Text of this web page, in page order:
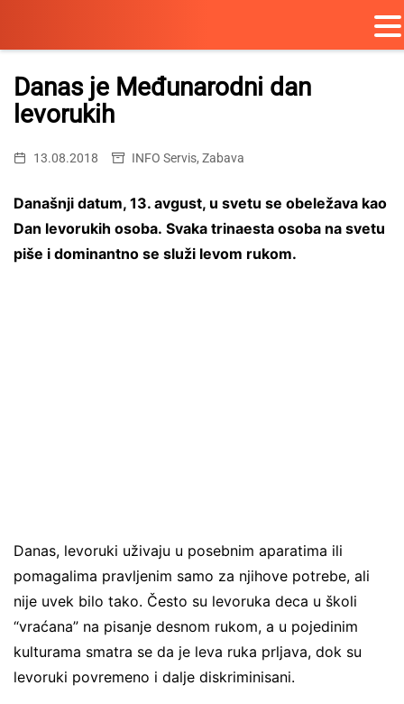
Skip
content
Danas je Međunarodni dan
levorukih
13.08.2018 INFO Servis, Zabava
Današnji datum, 13. avgust, u svetu se obeležava kao
Dan levorukih osoba. Svaka trinaesta osoba na svetu
piše i dominantno se služi levom rukom.
Danas, levoruki uživaju u posebnim aparatima ili
pomagalima pravljenim samo za njihove potrebe, ali
nije uvek bilo tako. Često su levoruka deca u školi
“vraćana” na pisanje desnom rukom, a u pojedinim
kulturama smatra se da je leva ruka prljava, dok su
levoruki povremeno i dalje diskriminisani.